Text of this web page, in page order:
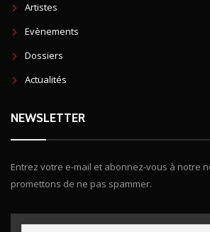
Artistes
Evènements
Dossiers
Actualités
NEWSLETTER
Entrez votre e-mail et abonnez-vous à notre
promettons de ne pas spammer.